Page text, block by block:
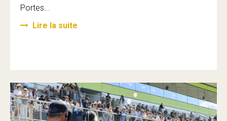
Portes...
Lire la suite